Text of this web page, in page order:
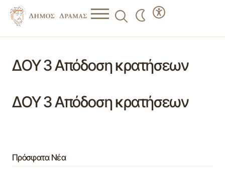
ΔΟΥ 3 Απόδοση κρατήσεων
ΔΟΥ 3 Απόδοση κρατήσεων
Πρόσφατα Νέα